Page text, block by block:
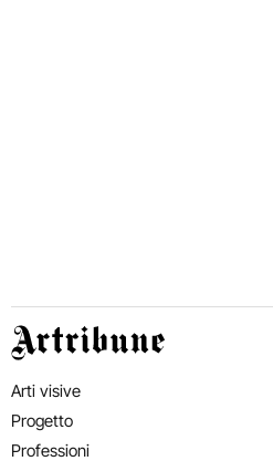
Artribune
Arti visive
Progetto
Professioni